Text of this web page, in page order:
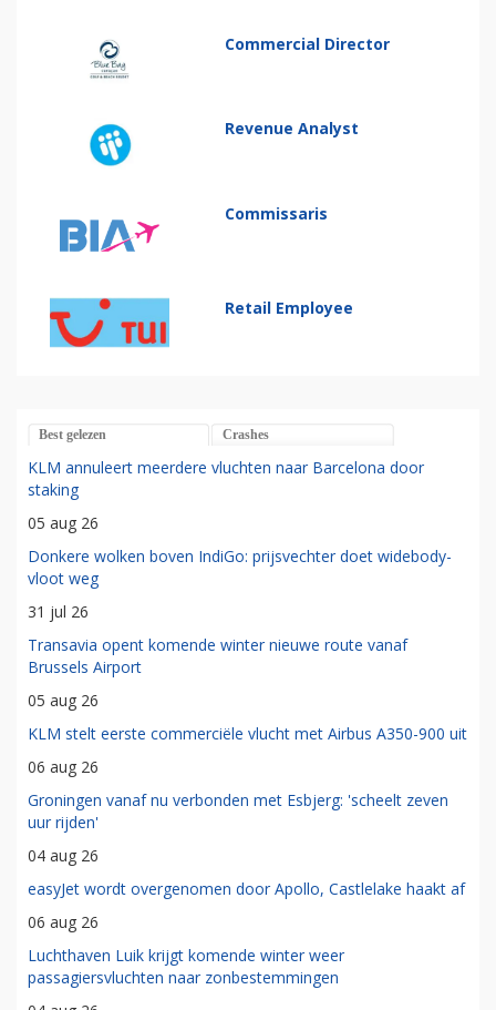
Commercial Director
Revenue Analyst
Commissaris
Retail Employee
Best gelezen Crashes
KLM annuleert meerdere vluchten naar Barcelona door
staking
05 aug 26
Donkere wolken boven IndiGo: prijsvechter doet widebody-
vloot weg
31 jul 26
Transavia opent komende winter nieuwe route vanaf
Brussels Airport
05 aug 26
KLM stelt eerste commerciële vlucht met Airbus A350-900 uit
06 aug 26
Groningen vanaf nu verbonden met Esbjerg: 'scheelt zeven
uur rijden'
04 aug 26
easyJet wordt overgenomen door Apollo, Castlelake haakt af
06 aug 26
Luchthaven Luik krijgt komende winter weer
passagiersvluchten naar zonbestemmingen